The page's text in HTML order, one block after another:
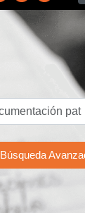
Búsqueda